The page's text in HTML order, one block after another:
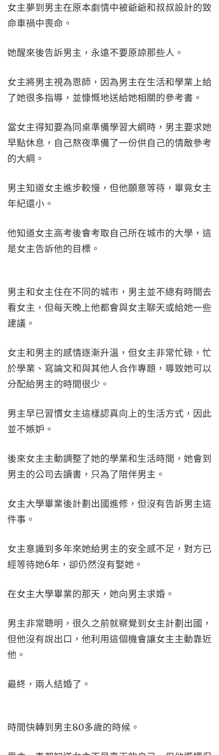
女主夢到男主在原本劇情中被爺爺和叔叔設計的致
命車禍中喪命。
她醒來後告訴男主，永遠不要原諒那些人。
女主將男主視為恩師，因為男主在生活和學業上給
了她很多指導，並慷慨地送給她相關的參考書。
當女主得知要為同桌準備學習大綱時，男主要求她
早點休息，自己熬夜準備了一份供自己的情敵參考
的大綱。
男主知道女主進步較慢，但他願意等待，畢竟女主
年紀還小。
他知道女主高考後會考取自己所在城市的大學，這
是女主告訴他的目標。
男主和女主住在不同的城市，男主並不總有時間去
看女主，但每天晚上他都會與女主聊天或給她一些
建議。
女主和男主的感情逐漸升溫，但女主非常忙碌，忙
於學業、寫論文和與其他人合作專題，導致她可以
分配給男主的時間很少。
男主早已習慣女主這樣認真向上的生活方式，因此
並不嫉妒。
後來女主主動調整了她的學業和生活時間，她會到
男主的公司去讀書，只為了陪伴男主。
女主大學畢業後計劃出國進修，但沒有告訴男主這
件事。
女主意識到多年來她給男主的安全感不足，對方已
經等待她6年，卻仍然沒有娶她。
在女主大學畢業的那天，她向男主求婚。
男主非常聰明，很久之前就察覺到女主計劃出國，
但他沒有說出口，他利用這個機會讓女主主動靠近
他。
最終，兩人結婚了。
時間快轉到男主80多歲的時候。